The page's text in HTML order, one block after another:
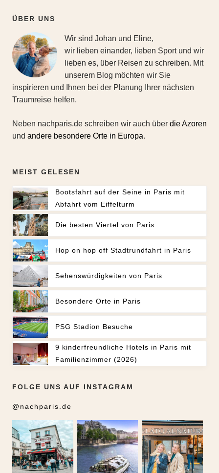
ÜBER UNS
Wir sind Johan und Eline,
wir lieben einander, lieben Sport und wir
lieben es, über Reisen zu schreiben. Mit
unserem Blog möchten wir Sie
inspirieren und Ihnen bei der Planung Ihrer nächsten
Traumreise helfen.
Neben nachparis.de schreiben wir auch über die Azoren
und andere besondere Orte in Europa.
MEIST GELESEN
Bootsfahrt auf der Seine in Paris mit
Abfahrt vom Eiffelturm
Die besten Viertel von Paris
Hop on hop off Stadtrundfahrt in Paris
Sehenswürdigkeiten von Paris
Besondere Orte in Paris
PSG Stadion Besuche
9 kinderfreundliche Hotels in Paris mit
Familienzimmer (2026)
FOLGE UNS AUF INSTAGRAM
@nachparis.de